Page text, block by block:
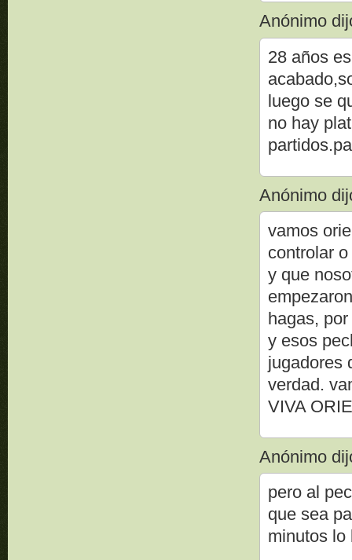
Anónimo
28 años
luego se
no hay
Anónimo
vamos
controlar
y que
hagas,
y esos
jugadores
verdad.
VIVA
Anónimo
pero al
que sea
minutos lo